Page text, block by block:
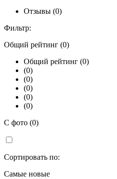
Отзывы (0)
Фильтр:
Общий рейтинг (0)
Общий рейтинг (0)
(0)
(0)
(0)
(0)
(0)
С фото (0)
Сортировать по:
Самые новые